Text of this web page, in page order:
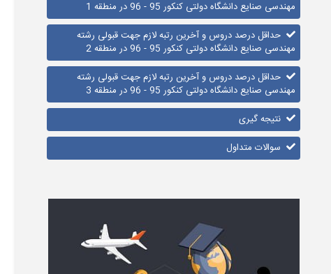
مهندسی صنایع دانشگاه دولتی کنکور 95 - 96 در منطقه 1
حداقل درصد دروس و آخرین رتبه لازم جهت قبولی رشته
مهندسی صنایع دانشگاه دولتی کنکور 95 - 96 در منطقه 2
حداقل درصد دروس و آخرین رتبه لازم جهت قبولی رشته
مهندسی صنایع دانشگاه دولتی کنکور 95 - 96 در منطقه 3
نتیجه گیری
سوالات متداول